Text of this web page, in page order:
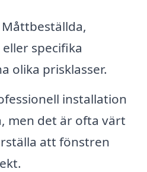
specifika
olika prisklasser.
installation
men det är ofta värt
att fönstren